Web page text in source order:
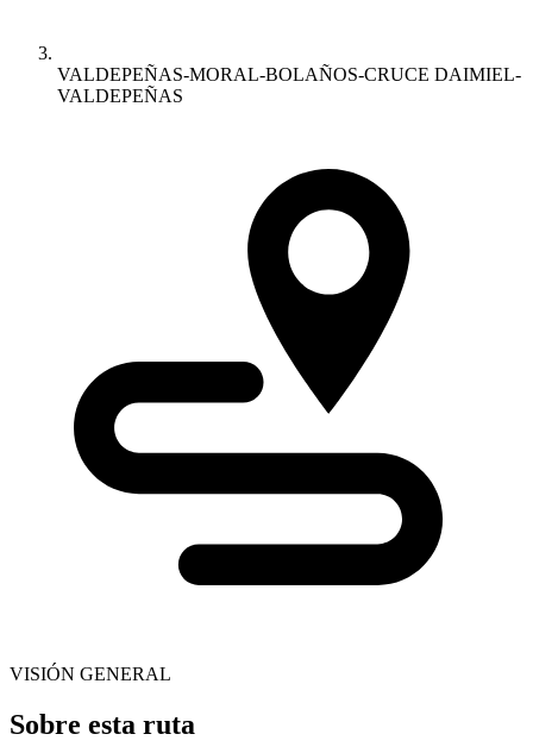
VALDEPEÑAS-MORAL-BOLAÑOS-CRUCE DAIMIEL-
VALDEPEÑAS
VISIÓN GENERAL
Sobre esta ruta